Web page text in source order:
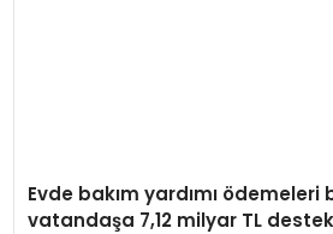
Evde bakım yardımı ödemeleri
vatandaşa 7,12 milyar TL destek